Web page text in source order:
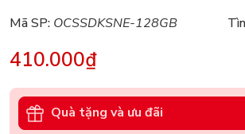
Mã SP: OCSSDKSNE-128GB
410.000₫
Quà tặng và ưu đãi